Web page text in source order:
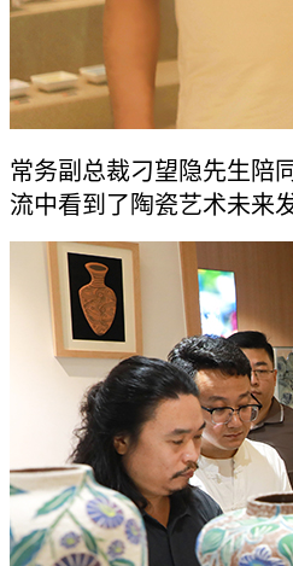
常务副总裁刁望隐先生陪
流中看到了陶瓷艺术未来